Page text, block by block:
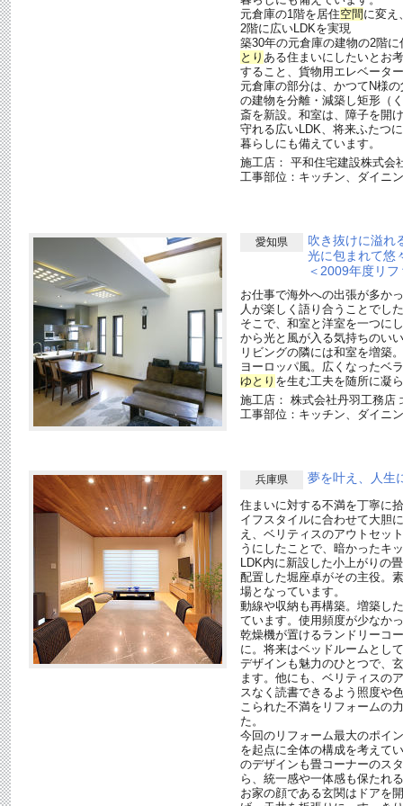
元倉庫の1階を居住空間 に変え
2階に広いLDKを実現
築30年の元倉庫の建物の2階
とり ある住まいにしたいとお
すること、貨物用エレベータ
元倉庫の部分は、かつてN様
の建物を分離・減築し矩形（
斎を新設。和室は、障子を開
守れる広いLDK、将来ふたつ
暮らしにも備えています。
施工店： 平和住宅建設株式
工事部位：キッチン、ダイニ
愛知県
吹き抜けに溢れ
光に包まれて悠
＜2009年度リ
お仕事で海外への出張が多か
人が楽しく語り合うことでし
そこで、和室と洋室を一つに
から光と風が入る気持ちのいい
リビングの隣には和室を増築
ヨーロッパ風。広くなったベ
ゆとり を生む工夫を随所に凝
施工店： 株式会社丹羽工務店
工事部位：キッチン、ダイニ
兵庫県 夢を叶え、人生
住まいに対する不満を丁寧に
イフスタイルに合わせて大胆
え、ベリティスのアウトセッ
うにしたことで、暗かったキ
LDK内に新設した小上がりの
配置した堀座卓がその主役。
場となっています。
動線や収納も再構築。増築し
ています。使用頻度が少なか
乾燥機が置けるランドリーコ
に。将来はベッドルームとし
デザインも魅力のひとつで、
ます。他にも、ベリティスの
スなく読書できるよう照度や
こられた不満をリフォームの
た。
今回のリフォーム最大のポイ
を起点に全体の構成を考えて
のデザインも畳コーナーのス
ら、統一感や一体感も保たれ
お家の顔である玄関はドアを